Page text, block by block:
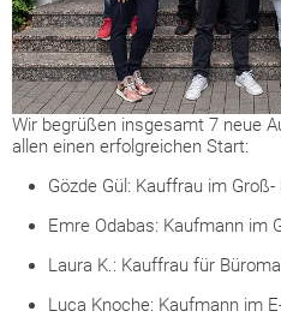
Wir begrüßen insgesamt 7 neue
allen einen erfolgreichen Start:
Gözde Gül: Kauffrau im Groß-
Emre Odabas: Kaufmann im
Laura K.: Kauffrau für
Luca Knoche: Kaufmann im